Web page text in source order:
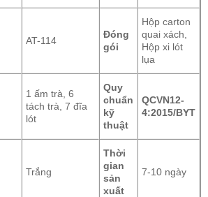
AT-114
Đóng
gói
Hộp carton
quai xách,
Hộp xi lót
lụa
1 ấm trà, 6
tách trà, 7 đĩa
lót
Quy
chuẩn
kỹ
thuật
QCVN12-
4:2015/BYT
Trắng
Thời
gian
sản
xuất
7-10 ngày